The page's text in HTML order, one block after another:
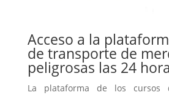
Acceso a la
de transporte de
peligrosas las 24
La plataforma de los cursos